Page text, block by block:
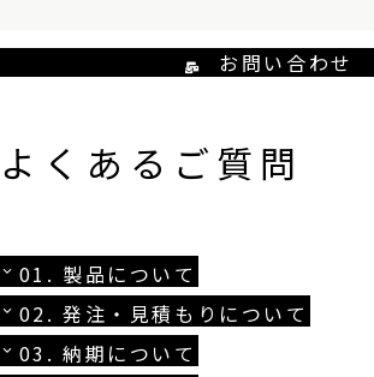
お問い合わせ
よくあるご質問
01. 製品について
02. 発注・見積もりについて
03. 納期について